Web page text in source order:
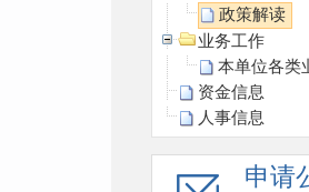
政策解读
业务工作
本单位各类
资金信息
人事信息
申请